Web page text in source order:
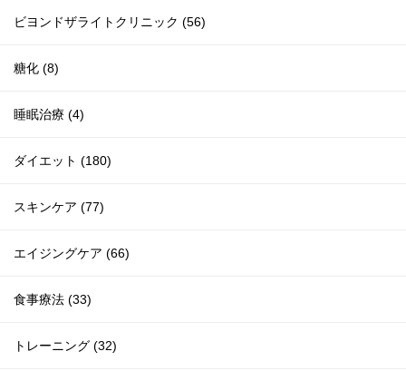
ビヨンドザライトクリニック (56)
糖化 (8)
睡眠治療 (4)
ダイエット (180)
スキンケア (77)
エイジングケア (66)
食事療法 (33)
トレーニング (32)